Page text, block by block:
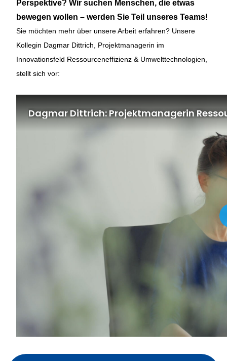
Perspektive? Wir suchen Menschen, die etwas
bewegen wollen – werden Sie Teil unseres Teams!
Sie möchten mehr über unsere Arbeit erfahren? Unsere
Kollegin Dagmar Dittrich, Projektmanagerin im
Innovationsfeld Ressourceneffizienz & Umwelttechnologien,
stellt sich vor: